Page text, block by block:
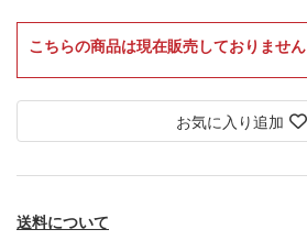
こちらの商品は現在販売しておりません
お気に入り追加
送料について